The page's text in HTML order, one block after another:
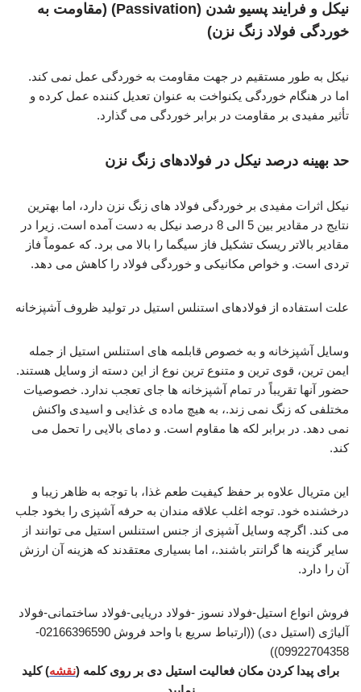
نیکل و فرایند پسیو شدن (Passivation) (مقاومت به
خوردگی فولاد زنگ نزن)
نیکل به طور مستقیم در جهت مقاومت به خوردگی عمل نمی کند.
اما در هنگام خوردگی یکنواخت به عنوان تعدیل کننده عمل کرده و
تأثیر مفیدی بر مقاومت در برابر خوردگی می گذارد.
حد بهینه درصد نیکل در فولادهای زنگ نزن
نیکل اثرات مفیدی بر خوردگی فولاد های زنگ نزن دارد، اما بهترین
نتایج در مقادیر بین 5 الی 8 درصد نیکل به دست آمده است. زیرا در
مقادیر بالاتر ریسک تشکیل فاز سیگما را بالا می برد. که عموماً فاز
تردی است. و خواص مکانیکی و خوردگی فولاد را کاهش می دهد.
علت استفاده از فولادهای استنلس استیل در تولید ظروف آشپزخانه
وسایل آشپزخانه و به خصوص قابلمه های استنلس استیل از جمله
ایمن ترین، قوی ترین و متنوع ترین نوع از این دسته از وسایل هستند.
حضور آنها تقریباً در تمام آشپزخانه ها جای تعجب ندارد. خصوصیات
مختلفی که زنگ نمی زند.، به هیچ ماده ی غذایی و اسیدی واکنش
نمی دهد. در برابر لکه ها مقاوم است. و دمای بالایی را تحمل می
کند.
این متریال علاوه بر حفظ کیفیت طعم غذا، با توجه به ظاهر زیبا و
درخشنده خود. توجه اغلب علاقه مندان به حرفه آشپزی را بخود جلب
می کند. اگرچه وسایل آشپزی از جنس استنلس استیل می توانند از
سایر گزینه ها گرانتر باشند.، اما بسیاری معتقدند که هزینه آن ارزش
آن را دارد.
فروش انواع استیل-فولاد نسوز -فولاد دریایی-فولاد ساختمانی-فولاد
آلیاژی (استیل دی) ((ارتباط سریع با واحد فروش 02166396590-
09922704358))
برای پیدا کردن مکان فعالیت استیل دی بر روی کلمه (نقشه) کلید